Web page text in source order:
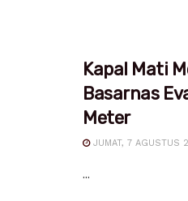
Kapal Mati
Basarnas
Meter
JUMAT, 7 AGUSTUS
...